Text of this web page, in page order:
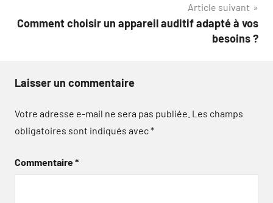
Article suivant
Comment choisir un appareil auditif adapté à vos
besoins ?
Laisser un commentaire
Votre adresse e-mail ne sera pas publiée. Les champs
obligatoires sont indiqués avec*
Commentaire*